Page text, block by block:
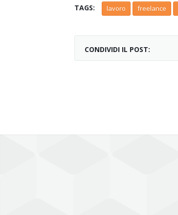
TAGS: lavoro freelance
CONDIVIDI IL POST: